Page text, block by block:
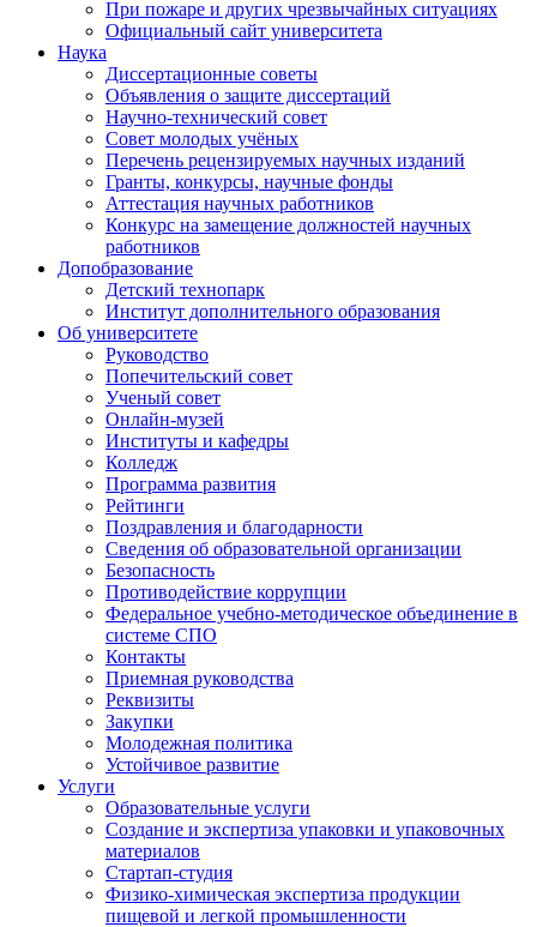
При пожаре и других чрезвычайных ситуациях
Официальный сайт университета
Наука
Диссертационные советы
Объявления о защите диссертаций
Научно-технический совет
Совет молодых учёных
Перечень рецензируемых научных изданий
Гранты, конкурсы, научные фонды
Аттестация научных работников
Конкурс на замещение должностей научных
работников
Допобразование
Детский технопарк
Институт дополнительного образования
Об университете
Руководство
Попечительский совет
Ученый совет
Онлайн-музей
Институты и кафедры
Колледж
Программа развития
Рейтинги
Поздравления и благодарности
Сведения об образовательной организации
Безопасность
Противодействие коррупции
Федеральное учебно-методическое объединение в
системе СПО
Контакты
Приемная руководства
Реквизиты
Закупки
Молодежная политика
Устойчивое развитие
Услуги
Образовательные услуги
Создание и экспертиза упаковки и упаковочных
материалов
Стартап-студия
Физико-химическая экспертиза продукции
пищевой и легкой промышленности